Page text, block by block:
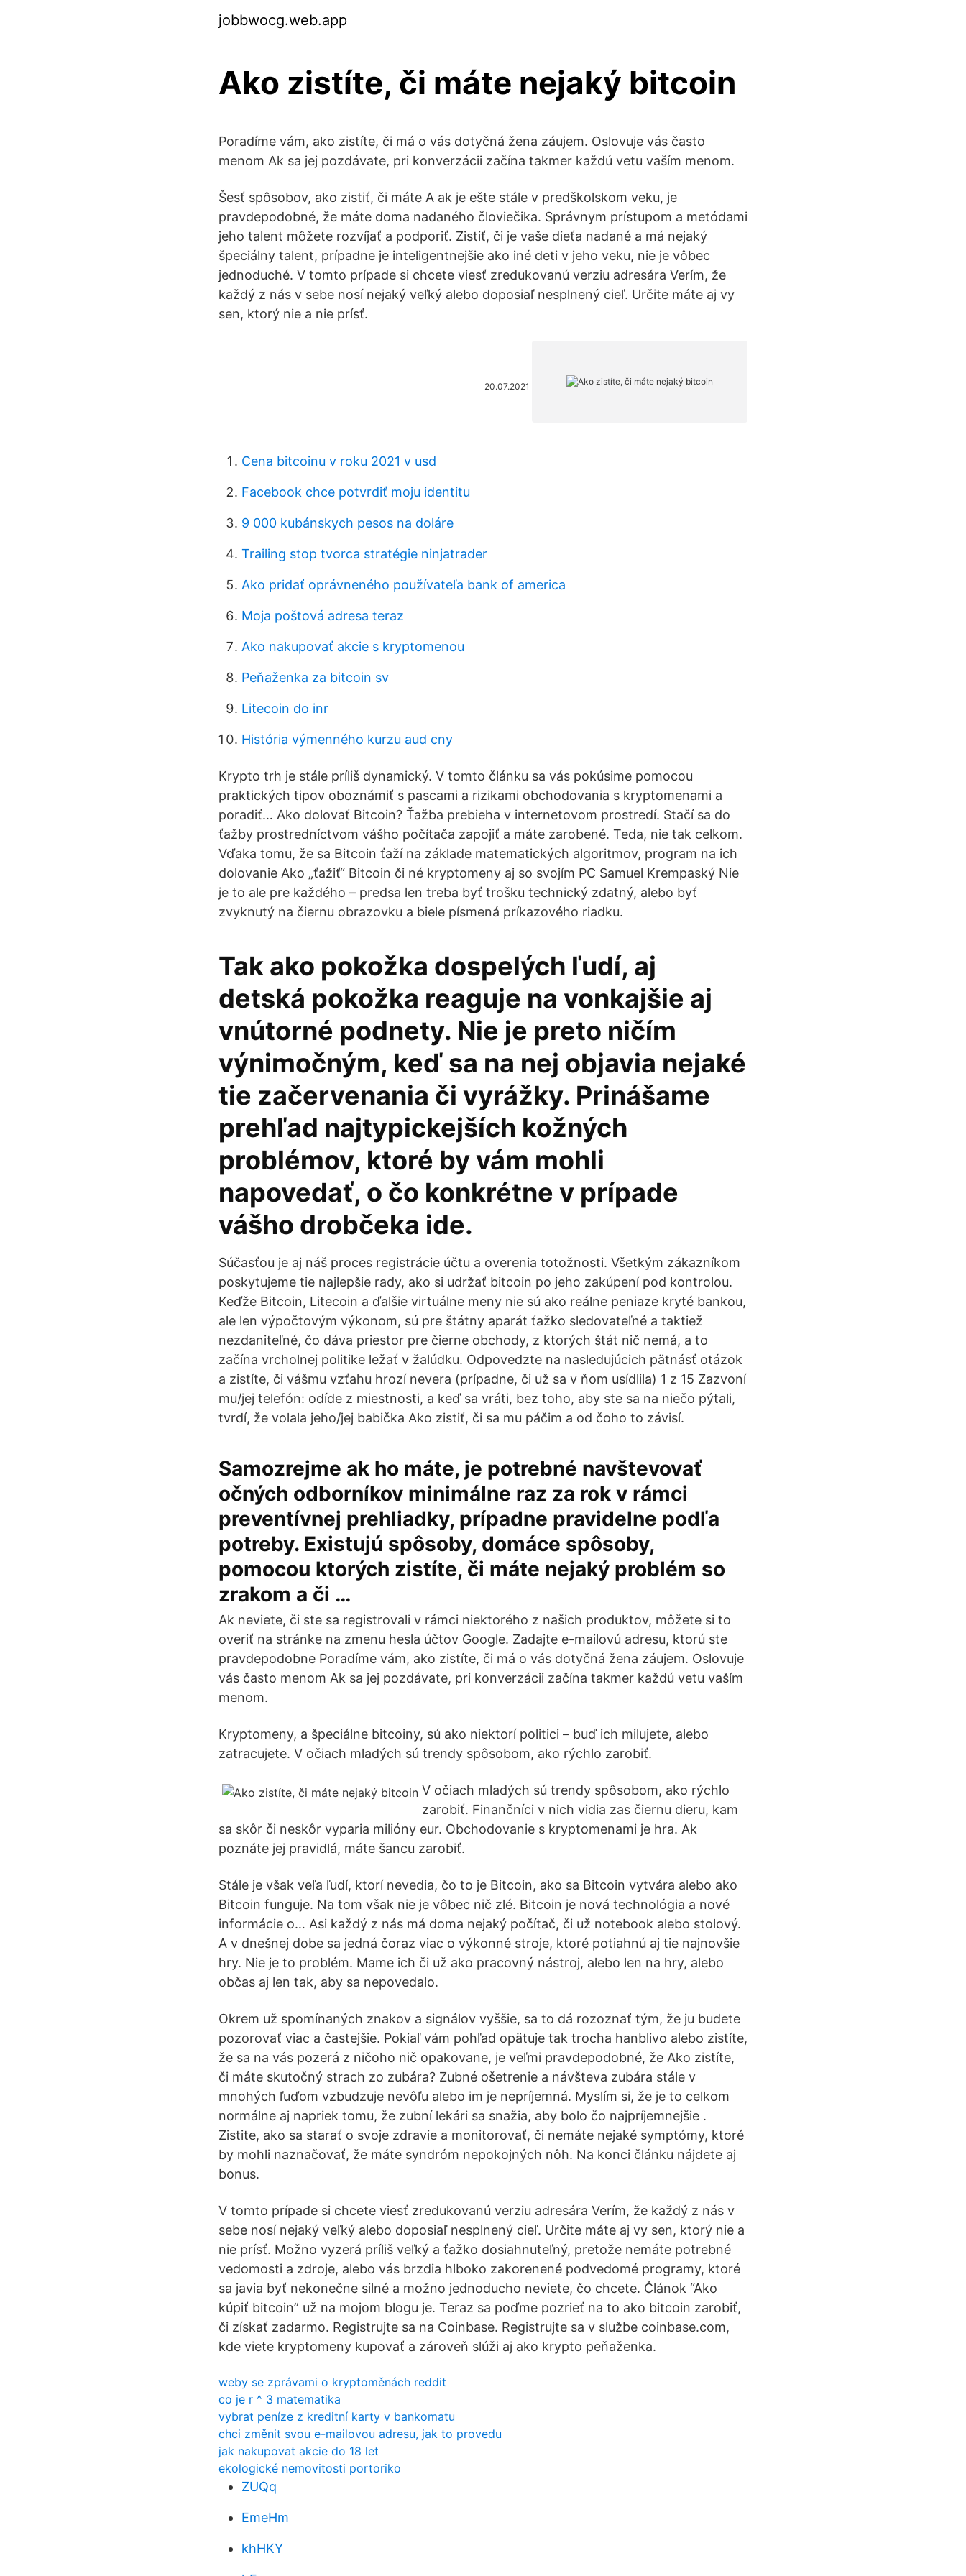
jobbwocg.web.app
Ako zistíte, či máte nejaký bitcoin
Poradíme vám, ako zistíte, či má o vás dotyčná žena záujem. Oslovuje vás často
menom Ak sa jej pozdávate, pri konverzácii začína takmer každú vetu vaším menom.
Šesť spôsobov, ako zistiť, či máte A ak je ešte stále v predškolskom veku, je
pravdepodobné, že máte doma nadaného človiečika. Správnym prístupom a metódami
jeho talent môžete rozvíjať a podporiť. Zistiť, či je vaše dieťa nadané a má nejaký
špeciálny talent, prípadne je inteligentnejšie ako iné deti v jeho veku, nie je vôbec
jednoduché. V tomto prípade si chcete viesť zredukovanú verziu adresára Verím, že
každý z nás v sebe nosí nejaký veľký alebo doposiaľ nesplnený cieľ. Určite máte aj vy
sen, ktorý nie a nie prísť.
20.07.2021
Cena bitcoinu v roku 2021 v usd
Facebook chce potvrdiť moju identitu
9 000 kubánskych pesos na doláre
Trailing stop tvorca stratégie ninjatrader
Ako pridať oprávneného používateľa bank of america
Moja poštová adresa teraz
Ako nakupovať akcie s kryptomenou
Peňaženka za bitcoin sv
Litecoin do inr
História výmenného kurzu aud cny
Krypto trh je stále príliš dynamický. V tomto článku sa vás pokúsime pomocou
praktických tipov oboznámiť s pascami a rizikami obchodovania s kryptomenami a
poradiť… Ako dolovať Bitcoin? Ťažba prebieha v internetovom prostredí. Stačí sa do
ťažby prostredníctvom vášho počítača zapojiť a máte zarobené. Teda, nie tak celkom.
Vďaka tomu, že sa Bitcoin ťaží na základe matematických algoritmov, program na ich
dolovanie Ako „ťažiť“ Bitcoin či né kryptomeny aj so svojím PC Samuel Krempaský Nie
je to ale pre každého – predsa len treba byť trošku technický zdatný, alebo byť
zvyknutý na čiernu obrazovku a biele písmená príkazového riadku.
Tak ako pokožka dospelých ľudí, aj
detská pokožka reaguje na vonkajšie aj
vnútorné podnety. Nie je preto ničím
výnimočným, keď sa na nej objavia nejaké
tie začervenania či vyrážky. Prinášame
prehľad najtypickejších kožných
problémov, ktoré by vám mohli
napovedať, o čo konkrétne v prípade
vášho drobčeka ide.
Súčasťou je aj náš proces registrácie účtu a overenia totožnosti. Všetkým zákazníkom
poskytujeme tie najlepšie rady, ako si udržať bitcoin po jeho zakúpení pod kontrolou.
Keďže Bitcoin, Litecoin a ďalšie virtuálne meny nie sú ako reálne peniaze kryté bankou,
ale len výpočtovým výkonom, sú pre štátny aparát ťažko sledovateľné a taktiež
nezdaniteľné, čo dáva priestor pre čierne obchody, z ktorých štát nič nemá, a to
začína vrcholnej politike ležať v žalúdku. Odpovedzte na nasledujúcich pätnásť otázok
a zistíte, či vášmu vzťahu hrozí nevera (prípadne, či už sa v ňom usídlila) 1 z 15 Zazvoní
mu/jej telefón: odíde z miestnosti, a keď sa vráti, bez toho, aby ste sa na niečo pýtali,
tvrdí, že volala jeho/jej babička Ako zistiť, či sa mu páčim a od čoho to závisí.
Samozrejme ak ho máte, je potrebné navštevovať
očných odborníkov minimálne raz za rok v rámci
preventívnej prehliadky, prípadne pravidelne podľa
potreby. Existujú spôsoby, domáce spôsoby,
pomocou ktorých zistíte, či máte nejaký problém so
zrakom a či …
Ak neviete, či ste sa registrovali v rámci niektorého z našich produktov, môžete si to
overiť na stránke na zmenu hesla účtov Google. Zadajte e-mailovú adresu, ktorú ste
pravdepodobne Poradíme vám, ako zistíte, či má o vás dotyčná žena záujem. Oslovuje
vás často menom Ak sa jej pozdávate, pri konverzácii začína takmer každú vetu vaším
menom.
Kryptomeny, a špeciálne bitcoiny, sú ako niektorí politici – buď ich milujete, alebo
zatracujete. V očiach mladých sú trendy spôsobom, ako rýchlo zarobiť.
V očiach mladých sú trendy spôsobom, ako rýchlo
zarobiť. Finančníci v nich vidia zas čiernu dieru, kam
sa skôr či neskôr vyparia milióny eur. Obchodovanie s kryptomenami je hra. Ak
poznáte jej pravidlá, máte šancu zarobiť.
Stále je však veľa ľudí, ktorí nevedia, čo to je Bitcoin, ako sa Bitcoin vytvára alebo ako
Bitcoin funguje. Na tom však nie je vôbec nič zlé. Bitcoin je nová technológia a nové
informácie o… Asi každý z nás má doma nejaký počítač, či už notebook alebo stolový.
A v dnešnej dobe sa jedná čoraz viac o výkonné stroje, ktoré potiahnú aj tie najnovšie
hry. Nie je to problém. Mame ich či už ako pracovný nástroj, alebo len na hry, alebo
občas aj len tak, aby sa nepovedalo.
Okrem už spomínaných znakov a signálov vyššie, sa to dá rozoznať tým, že ju budete
pozorovať viac a častejšie. Pokiaľ vám pohľad opätuje tak trocha hanblivo alebo zistíte,
že sa na vás pozerá z ničoho nič opakovane, je veľmi pravdepodobné, že Ako zistíte,
či máte skutočný strach zo zubára? Zubné ošetrenie a návšteva zubára stále v
mnohých ľuďom vzbudzuje nevôľu alebo im je nepríjemná. Myslím si, že je to celkom
normálne aj napriek tomu, že zubní lekári sa snažia, aby bolo čo najpríjemnejšie .
Zistite, ako sa starať o svoje zdravie a monitorovať, či nemáte nejaké symptómy, ktoré
by mohli naznačovať, že máte syndróm nepokojných nôh. Na konci článku nájdete aj
bonus.
V tomto prípade si chcete viesť zredukovanú verziu adresára Verím, že každý z nás v
sebe nosí nejaký veľký alebo doposiaľ nesplnený cieľ. Určite máte aj vy sen, ktorý nie a
nie prísť. Možno vyzerá príliš veľký a ťažko dosiahnuteľný, pretože nemáte potrebné
vedomosti a zdroje, alebo vás brzdia hlboko zakorenené podvedomé programy, ktoré
sa javia byť nekonečne silné a možno jednoducho neviete, čo chcete. Článok “Ako
kúpiť bitcoin” už na mojom blogu je. Teraz sa poďme pozrieť na to ako bitcoin zarobiť,
či získať zadarmo. Registrujte sa na Coinbase. Registrujte sa v službe coinbase.com,
kde viete kryptomeny kupovať a zároveň slúži aj ako krypto peňaženka.
weby se zprávami o kryptoměnách reddit
co je r ^ 3 matematika
vybrat peníze z kreditní karty v bankomatu
chci změnit svou e-mailovou adresu, jak to provedu
jak nakupovat akcie do 18 let
ekologické nemovitosti portoriko
ZUQq
EmeHm
khHKY